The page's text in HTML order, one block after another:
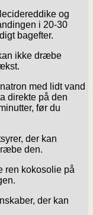
og
i 20-30
bagefter.
ikke dræbe
med lidt vand
direkte på den
før du
der kan
den.
ren kokosolie på
der kan